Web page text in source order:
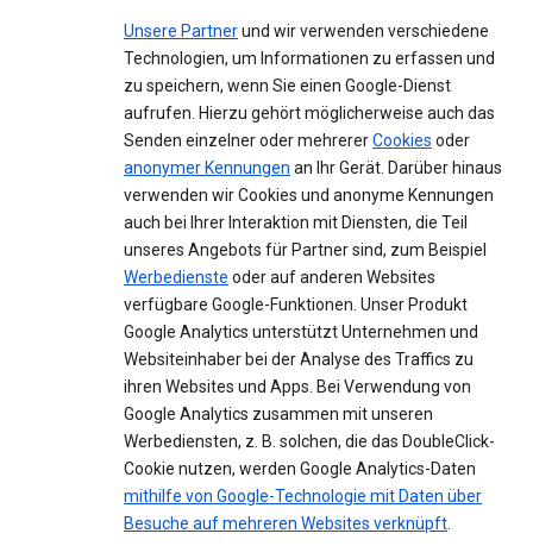
Unsere Partnerund wir verwenden verschiedene
Technologien, um Informationen zu erfassen und
zu speichern, wenn Sie einen Google-Dienst
aufrufen. Hierzu gehört möglicherweise auch das
Senden einzelner oder mehrererCookies oder
anonymer Kennungen an Ihr Gerät. Darüber hinaus
verwenden wir Cookies und anonyme Kennungen
auch bei Ihrer Interaktion mit Diensten, die Teil
unseres Angebots für Partner sind, zum Beispiel
Werbedienste oder auf anderen Websites
verfügbare Google-Funktionen. Unser Produkt
Google Analytics unterstützt Unternehmen und
Websiteinhaber bei der Analyse des Traffics zu
ihren Websites und Apps. Bei Verwendung von
Google Analytics zusammen mit unseren
Werbediensten, z. B. solchen, die das DoubleClick-
Cookie nutzen, werden Google Analytics-Daten
mithilfe von Google-Technologie mit Daten über
Besuche auf mehreren Websites verknüpft.